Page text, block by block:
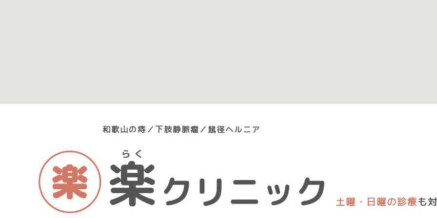
和歌山の痔／下肢静脈瘤／鼠径ヘルニア
土曜・日曜の診療も